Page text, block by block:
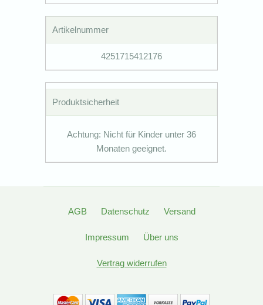
Artikelnummer
4251715412176
Produktsicherheit
Achtung: Nicht für Kinder unter 36
Monaten geeignet.
AGB Datenschutz Versand
Impressum Über uns
Vertrag widerrufen